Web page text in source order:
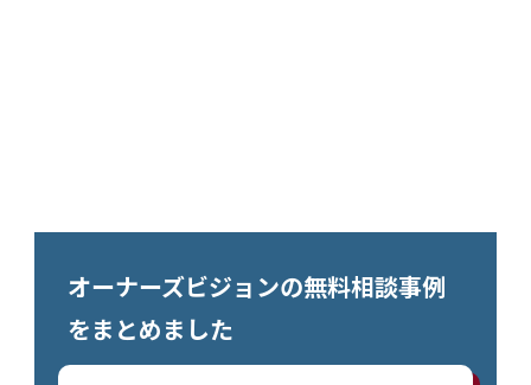
オーナーズビジョンの無料相談事例
をまとめました